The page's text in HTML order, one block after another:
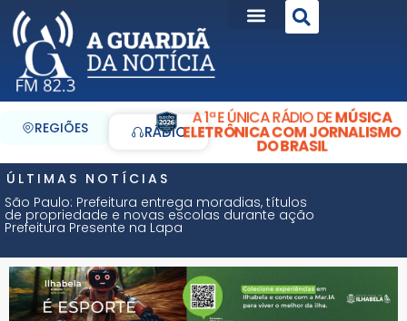
REGIÕES RÁDIO
A 1ª E ÚNICA RÁDIO DEMÚSICA
ELETRÔNICA COM JORNALISMO
DO BRASIL
ÚLTIMAS NOTÍCIAS
São Paulo: Prefeitura entrega moradias, títulos
de propriedade e novas escolas durante ação
Prefeitura Presente na Lapa